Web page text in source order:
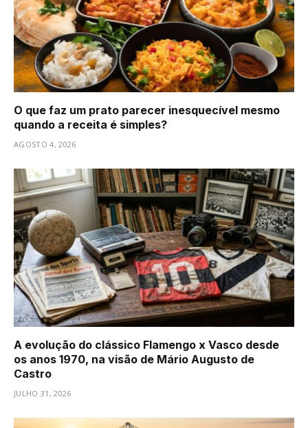
O que faz um prato parecer inesquecível mesmo
quando a receita é simples?
AGOSTO 4, 2026
A evolução do clássico Flamengo x Vasco desde
os anos 1970, na visão de Mário Augusto de
Castro
JULHO 31, 2026